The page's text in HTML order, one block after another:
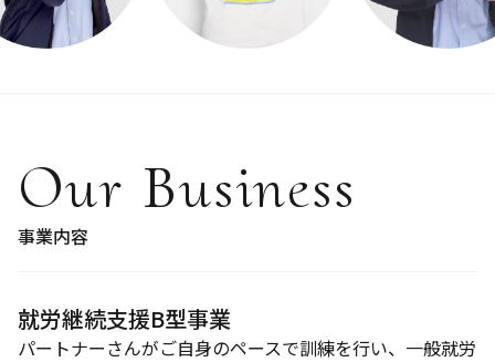
Our Business
事業内容
就労継続支援B型事業
パートナーさんがご自身のペースで訓練を行い、一般就労